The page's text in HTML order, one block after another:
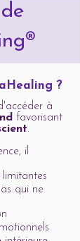
?
à
favorisant
.
il
limitantes
qui ne